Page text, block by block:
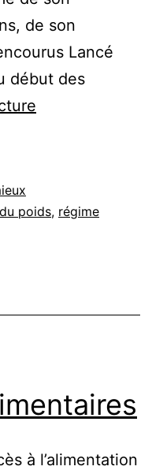
de son
Lancé
début des
poids, régime
à l’alimentation